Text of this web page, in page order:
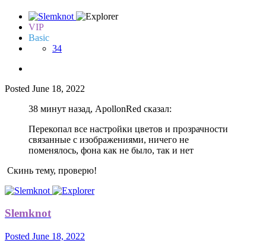
VIP
Basic
34
Posted June 18, 2022
38 минут назад, ApollonRed сказал:
Перекопал все настройки цветов и прозрачности
связанные с изображениями, ничего не
поменялось, фона как не было, так и нет
Скинь тему, проверю!
Slemknot
Posted June 18, 2022